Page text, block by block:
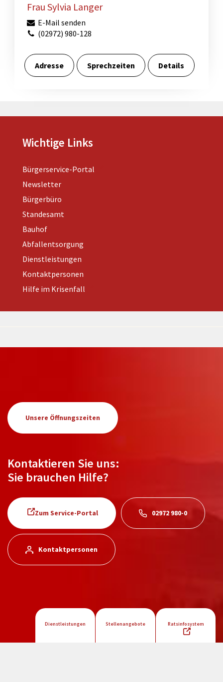
Frau Sylvia Langer
E-Mail senden
(02972) 980-128
Adresse Sprechzeiten Details
Wichtige Links
Bürgerservice-Portal
Newsletter
Bürgerbüro
Standesamt
Bauhof
Abfallentsorgung
Dienstleistungen
Kontaktpersonen
Hilfe im Krisenfall
Unsere Öffnungszeiten
Kontaktieren Sie uns:
Sie brauchen Hilfe?
Zum Service-Portal 02972 980-0
Kontaktpersonen
Dienstleistungen Stellenangebote Ratsinfosystem